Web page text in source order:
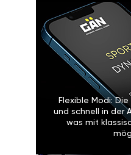
Flexible Modi:
und schnell in der
was mit